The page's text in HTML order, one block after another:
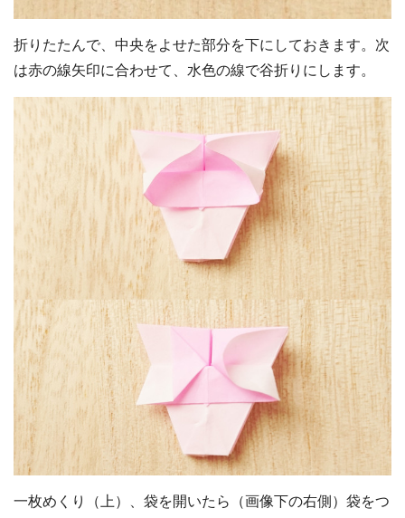
折りたたんで、中央をよせた部分を下にしておきます。次
は赤の線矢印に合わせて、水色の線で谷折りにします。
一枚めくり（上）、袋を開いたら（画像下の右側）袋をつ